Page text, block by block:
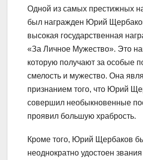
Одной из самых престижных
был награжден Юрий
высокая государственная
«За Личное Мужество». Это
которую получают за особые
смелость и мужество. Она
признанием того, что Юрий
совершил необыкновенные
проявил большую храбрость.
Кроме того, Юрий Щербаков
неоднократно удостоен